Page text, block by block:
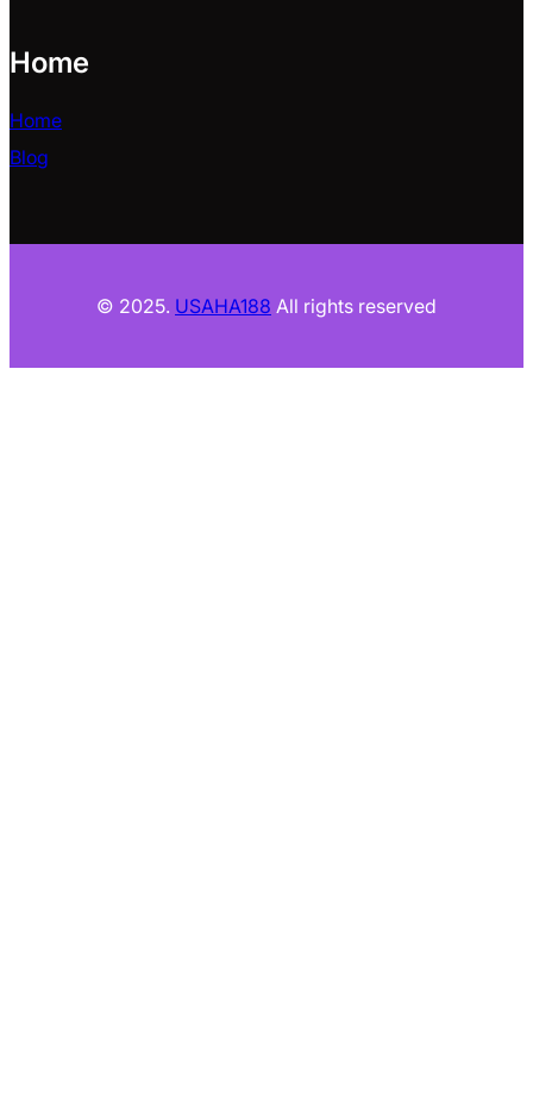
Home
Home
Blog
© 2025. USAHA188 All rights reserved